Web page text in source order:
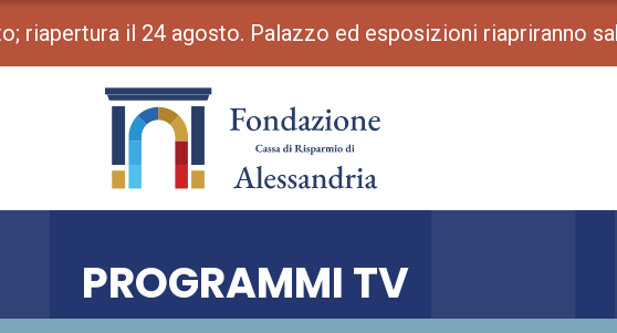
riapertura il 24 agosto. Palazzo ed esposizioni riapriranno
PROGRAMMI TV